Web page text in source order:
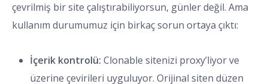
çevrilmiş bir site çalıştırabiliyorsun, günler değil. Ama
kullanım durumumuz için birkaç sorun ortaya çıktı:
İçerik kontrolü: Clonable sitenizi proxy’liyor ve
üzerine çevirileri uyguluyor. Orijinal siten düzen